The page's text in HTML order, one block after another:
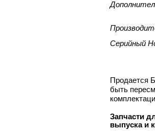
Серийный
Продается
быть
Запчасти
выпуска и